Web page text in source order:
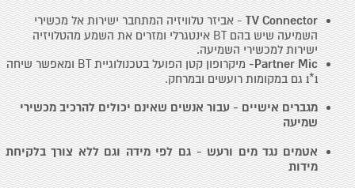
TV Connector- אביזר טלוויזיה המתחבר ישירות אל מכשירי
השמיעה שיש בהם BT אינטגרלי ומזרים את השמע מהטלויזיה
ישירות למכשירי השמיעה.
Partner Mic-
מיקרופון קטן הפועל בטכנולוגיית BT ומאפשר שיחה
1*1 גם במקומות רועשים ובמרחק.
מגברים אישיים - עבור אנשים שאינם יכולים להרכיב מכשירי
שמיעה
אטמים נגד מים ורעש - גם לפי מידה וגם ללא צורך בלקיחת
מידות